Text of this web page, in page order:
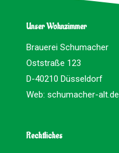
Unser Wohnzimmer
Brauerei Schumacher
Oststraße 123
D-40210 Düsseldorf
Web: schumacher-alt.de
Rechtliches